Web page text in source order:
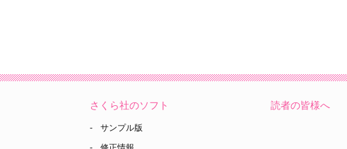
さくら社のソフト
サンプル版
読者の皆様へ